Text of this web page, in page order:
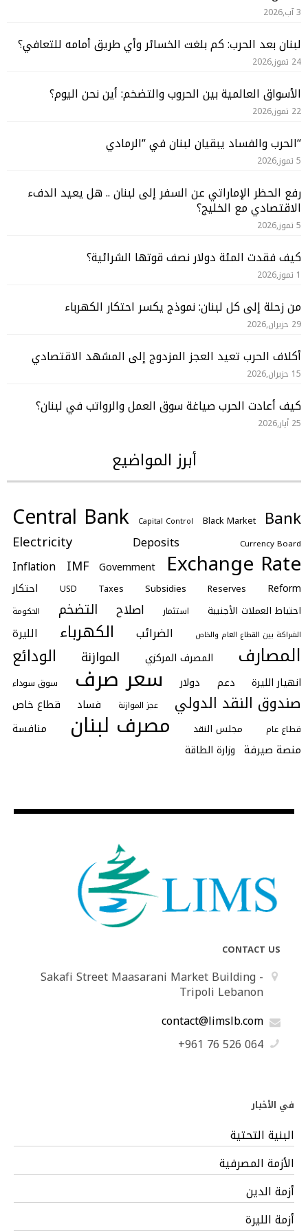
3 آب,2026
لبنان بعد الحرب: كم بلغت الخسائر وأي طريق أمامه للتعافي؟
24 تموز,2026
الأسواق العالمية بين الحروب والتضخم: أين نحن اليوم؟
22 تموز,2026
“الحرب والفساد يبقيان لبنان في “الرمادي
5 تموز,2026
رفع الحظر الإماراتي عن السفر إلى لبنان .. هل يعيد الدفء
الاقتصادي مع الخليج؟
5 تموز,2026
كيف فقدت المئة دولار نصف قوتها الشرائية؟
1 تموز,2026
من زحلة إلى كل لبنان: نموذج يكسر احتكار الكهرباء
29 حزيران,2026
أكلاف الحرب تعيد العجز المزدوج إلى المشهد الاقتصادي
15 حزيران,2026
كيف أعادت الحرب صياغة سوق العمل والرواتب في لبنان؟
25 أيار,2026
أبرز المواضيع
Bank
Black Market
Capital Control
Central Bank
Currency Board
Deposits
Electricity
Exchange Rate
Government
IMF
Inflation
Reform
Reserves
Subsidies
Taxes
USD احتكار
احتياط العملات الأجنبية استثمار اصلاح التضخم
الحكومة
الشراكة بين القطاع العام والخاص
الضرائب الكهرباء الليرة
المصارف المصرف المركزي الموازنة الودائع
انهيار الليرة دعم دولار سعر صرف سوق سوداء
صندوق النقد الدولي عجز الموازنة فساد قطاع خاص
قطاع عام مجلس النقد مصرف لبنان
منافسة
منصة صيرفة وزارة الطاقة
CONTACT US
Sakafi Street Maasarani Market Building -
Tripoli Lebanon
contact@limslb.com
+961 76 526 064
في الأخبار
البنية التحتية
الأزمة المصرفية
أزمة الدين
أزمة الليرة